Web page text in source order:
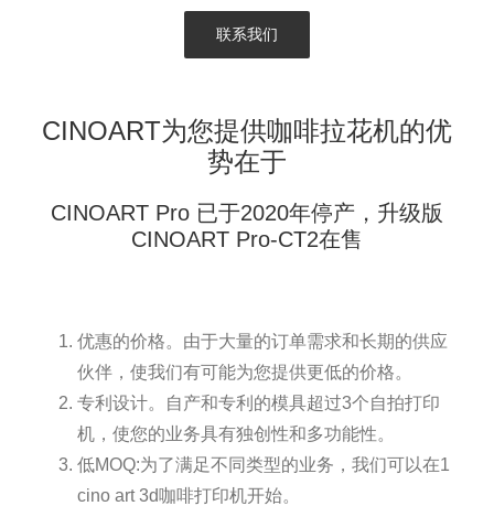
联系我们
CINOART为您提供咖啡拉花机的优
势在于
CINOART Pro 已于2020年停产，升级版
CINOART Pro-CT2在售
优惠的价格。由于大量的订单需求和长期的供应
伙伴，使我们有可能为您提供更低的价格。
专利设计。自产和专利的模具超过3个自拍打印
机，使您的业务具有独创性和多功能性。
低MOQ:为了满足不同类型的业务，我们可以在1
cino art 3d咖啡打印机开始。